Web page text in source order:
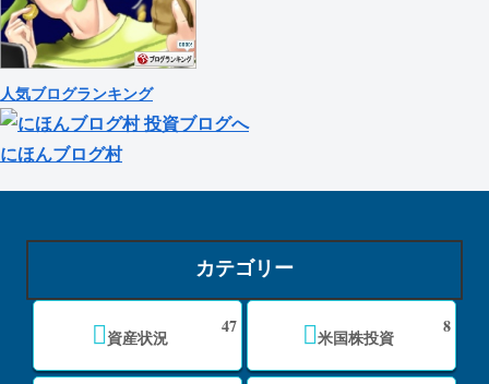
人気ブログランキング
にほんブログ村
カテゴリー
資産状況
47
米国株投資
8